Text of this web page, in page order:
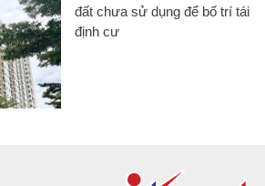
đất chưa sử dụng để bố trí tái
định cư